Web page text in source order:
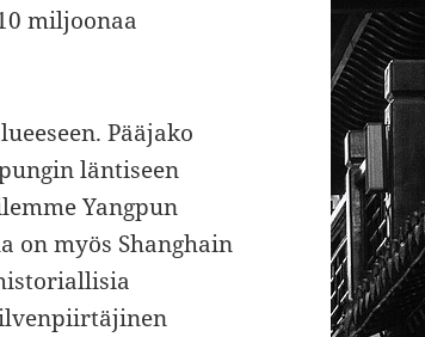
miljoonaa
Pääjako
läntiseen
Yangpun
on myös Shanghain